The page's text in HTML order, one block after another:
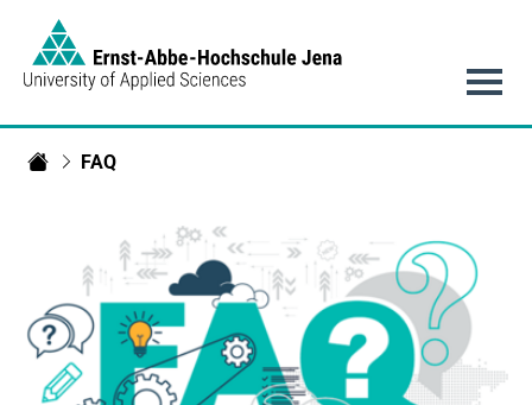
FAQ